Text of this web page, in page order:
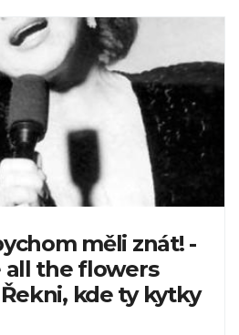
měli znát! -
all the flowers
kde ty kytky